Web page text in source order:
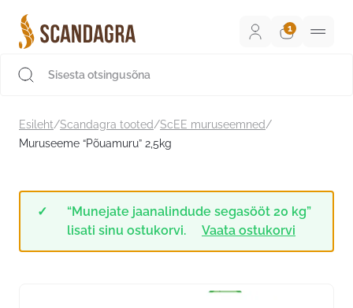
sisu
juurde
Esileht/Scandagra tooted/ScEE muruseemned/
Muruseeme “Põuamuru” 2,5kg
“Munejate jaanalindude segasööt 20 kg”
lisati sinu ostukorvi.
Vaata ostukorvi